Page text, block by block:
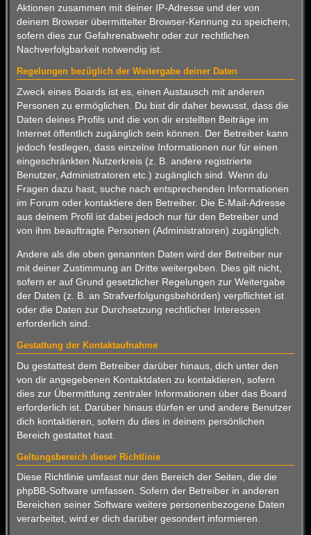
Aktionen zusammen mit deiner IP-Adresse und der von
deinem Browser übermittelter Browser-Kennung zu speichern,
sofern dies zur Gefahrenabwehr oder zur rechtlichen
Nachverfolgbarkeit notwendig ist.
Regelungen bezüglich der Weitergabe deiner Daten
Zweck eines Boards ist es, einen Austausch mit anderen
Personen zu ermöglichen. Du bist dir daher bewusst, dass die
Daten deines Profils und die von dir erstellten Beiträge im
Internet öffentlich zugänglich sein können. Der Betreiber kann
jedoch festlegen, dass einzelne Informationen nur für einen
eingeschränkten Nutzerkreis (z. B. andere registrierte
Benutzer, Administratoren etc.) zugänglich sind. Wenn du
Fragen dazu hast, suche nach entsprechenden Informationen
im Forum oder kontaktiere den Betreiber. Die E-Mail-Adresse
aus deinem Profil ist dabei jedoch nur für den Betreiber und
von ihm beauftragte Personen (Administratoren) zugänglich.
Andere als die oben genannten Daten wird der Betreiber nur
mit deiner Zustimmung an Dritte weitergeben. Dies gilt nicht,
sofern er auf Grund gesetzlicher Regelungen zur Weitergabe
der Daten (z. B. an Strafverfolgungsbehörden) verpflichtet ist
oder die Daten zur Durchsetzung rechtlicher Interessen
erforderlich sind.
Gestattung der Kontaktaufnahme
Du gestattest dem Betreiber darüber hinaus, dich unter den
von dir angegebenen Kontaktdaten zu kontaktieren, sofern
dies zur Übermittlung zentraler Informationen über das Board
erforderlich ist. Darüber hinaus dürfen er und andere Benutzer
dich kontaktieren, sofern du dies in deinem persönlichen
Bereich gestattet hast.
Geltungsbereich dieser Richtlinie
Diese Richtlinie umfasst nur den Bereich der Seiten, die die
phpBB-Software umfassen. Sofern der Betreiber in anderen
Bereichen seiner Software weitere personenbezogene Daten
verarbeitet, wird er dich darüber gesondert informieren.